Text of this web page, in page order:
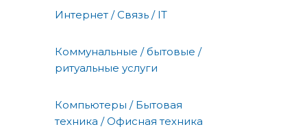
Интернет / Связь / IT
Коммунальные / бытовые /
ритуальные услуги
Компьютеры / Бытовая
техника / Офисная техника